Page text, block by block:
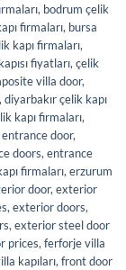
, bodrum çelik
firmaları, bursa
kapı firmaları,
fiyatları, çelik
villa door,
, diyarbakır çelik kapı
kapı firmaları,
entrance door,
doors, entrance
firmaları, erzurum
door, exterior
, exterior doors,
, exterior steel door
prices, ferforje villa
kapıları, front door